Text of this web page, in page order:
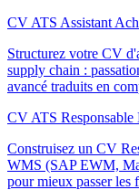
CV ATS Assistant
Structurez votre CV
supply chain :
avancé traduits en
CV ATS Responsable
Construisez un CV
WMS (SAP EWM,
pour mieux passer les